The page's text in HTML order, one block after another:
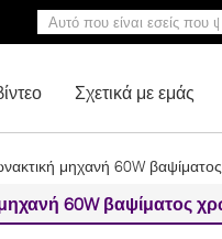
Σχετικά με εμάς
μηχανή 60W
60W βαψίματος